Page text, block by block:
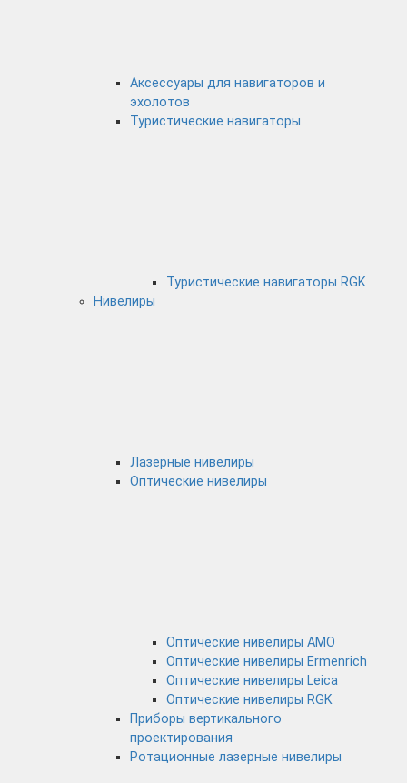
Аксессуары для навигаторов и
эхолотов
Туристические навигаторы
Туристические навигаторы RGK
Нивелиры
Лазерные нивелиры
Оптические нивелиры
Оптические нивелиры AMO
Оптические нивелиры Ermenrich
Оптические нивелиры Leica
Оптические нивелиры RGK
Приборы вертикального
проектирования
Ротационные лазерные нивелиры